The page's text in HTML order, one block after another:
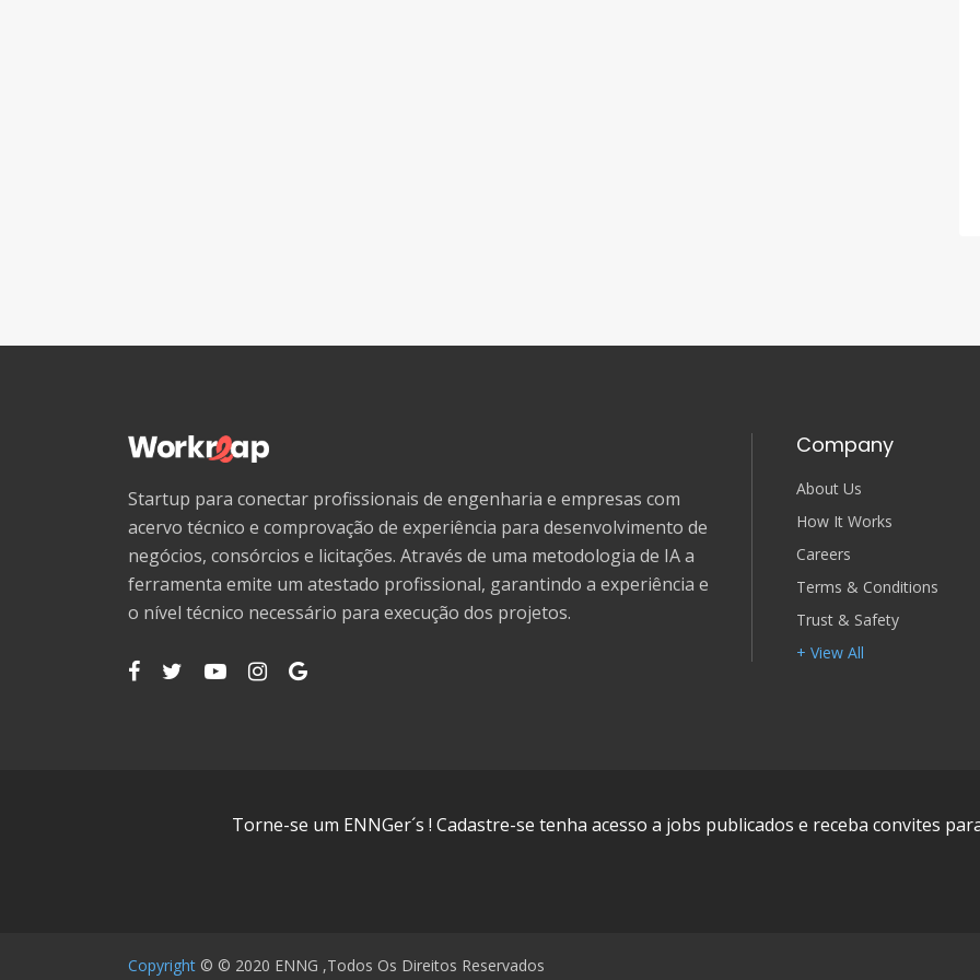
Startup para conectar profissionais de engenharia e empresas com
acervo técnico e comprovação de experiência para desenvolvimento de
negócios, consórcios e licitações. Através de uma metodologia de IA a
ferramenta emite um atestado profissional, garantindo a experiência e
o nível técnico necessário para execução dos projetos.
Company
About Us
How It Works
Careers
Terms & Conditions
Trust & Safety
+ View All
Torne-se um ENNGer´s ! Cadastre-se tenha acesso a jobs publicados e receba convites
Copyright © © 2020 ENNG ,Todos Os Direitos Reservados